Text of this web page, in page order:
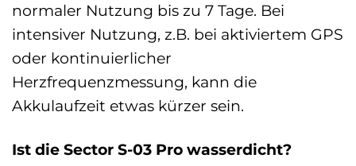
normaler Nutzung bis zu 7 Tage. Bei
intensiver Nutzung, z.B. bei aktiviertem GPS
oder kontinuierlicher
Herzfrequenzmessung, kann die
Akkulaufzeit etwas kürzer sein.
Ist die Sector S-03 Pro wasserdicht?